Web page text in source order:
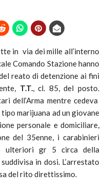
in via dei mille all’interno
Comando Stazione hanno
reato di detenzione ai fini
T.T.
, cl. 85, del posto.
dell’Arma mentre cedeva
marijuana ad un giovane
personale e domiciliare,
del 35enne, i carabinieri
ulteriori gr 5 circa della
in dosi. L’arrestato
del rito direttissimo.